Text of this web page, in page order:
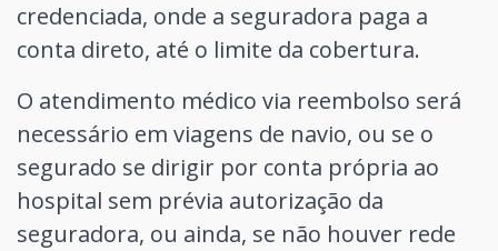
credenciada, onde a seguradora paga a
conta direto, até o limite da cobertura.
O atendimento médico via reembolso será
necessário em viagens de navio, ou se o
segurado se dirigir por conta própria ao
hospital sem prévia autorização da
seguradora, ou ainda, se não houver rede